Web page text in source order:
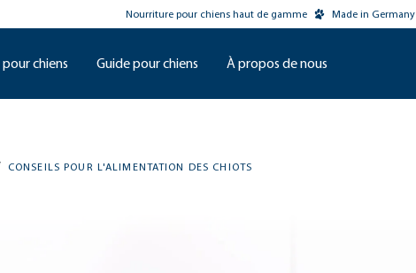
Nourriture pour chiens haut de gamme Made in Germany
chiens Guide pour chiens À propos de nous
CONSEILS POUR L'ALIMENTATION DES CHIOTS